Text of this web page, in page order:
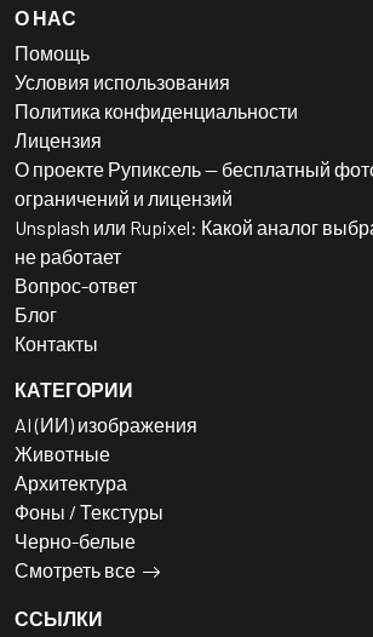
О НАС
Помощь
Условия использования
Политика конфиденциальности
Лицензия
О проекте Рупиксель — бесплатный
ограничений и лицензий
Unsplash или Rupixel: Какой аналог
не работает
Вопрос-ответ
Блог
Контакты
КАТЕГОРИИ
AI (ИИ) изображения
Животные
Архитектура
Фоны / Текстуры
Черно-белые
Смотреть все
ССЫЛКИ